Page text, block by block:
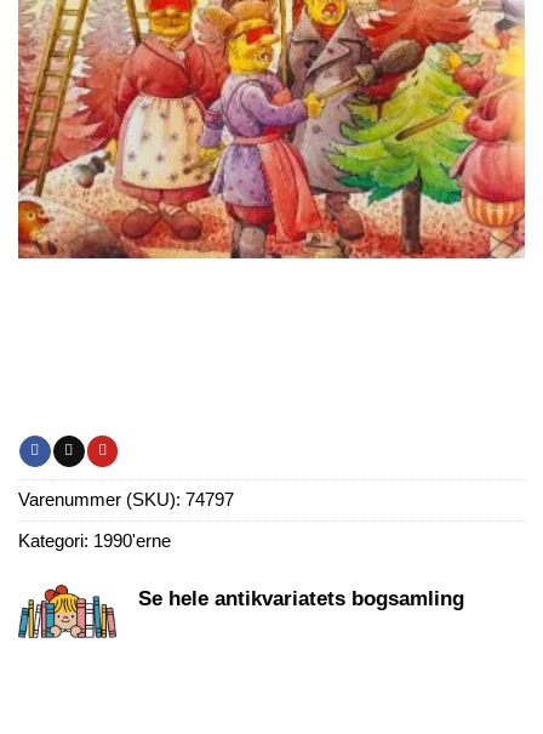
Varenummer (SKU): 74797
Kategori: 1990'erne
Se hele antikvariatets bogsamling